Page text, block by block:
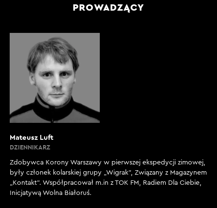
PROWADZĄCY
Mateusz Luft
DZIENNIKARZ
Zdobywca Korony Warszawy w pierwszej ekspedycji zimowej,
były członek kolarskiej grupy „Wigrak”, Związany z Magazynem
„Kontakt”. Współpracował m.in z TOK FM, Radiem Dla Ciebie,
Inicjatywą Wolna Białoruś.